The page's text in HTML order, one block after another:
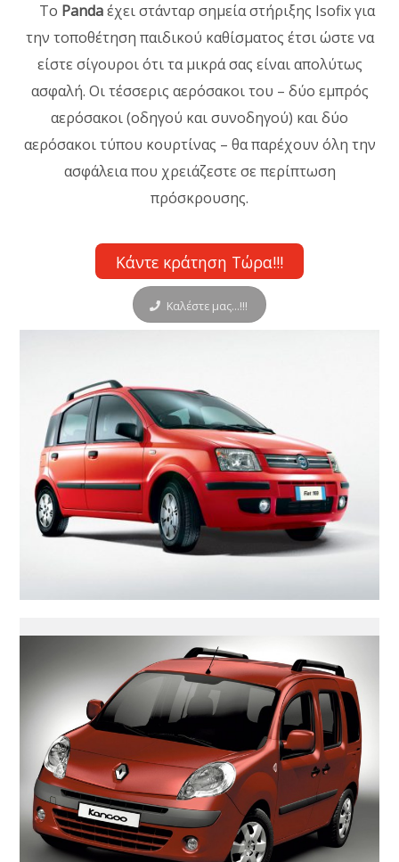
Το Pandaέχει στάνταρ σημεία στήριξης Isofix για
την τοποθέτηση παιδικού καθίσματος έτσι ώστε να
είστε σίγουροι ότι τα μικρά σας είναι απολύτως
ασφαλή. Οι τέσσερις αερόσακοι του – δύο εμπρός
αερόσακοι (οδηγού και συνοδηγού) και δύο
αερόσακοι τύπου κουρτίνας – θα παρέχουν όλη την
ασφάλεια που χρειάζεστε σε περίπτωση
πρόσκρουσης.
Κάντε κράτηση Τώρα!!!
Καλέστε μας...!!!